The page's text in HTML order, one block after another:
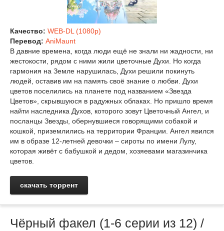
Качество: WEB-DL (1080p)
Перевод: AniMaunt
В давние времена, когда люди ещё не знали ни жадности, ни
жестокости, рядом с ними жили цветочные Духи. Но когда
гармония на Земле нарушилась, Духи решили покинуть
людей, оставив им на память своё знание о любви. Духи
цветов поселились на планете под названием «Звезда
Цветов», скрывшуюся в радужных облаках. Но пришло время
найти наследника Духов, которого зовут Цветочный Ангел, и
посланцы Звезды, обернувшиеся говорящими собакой и
кошкой, приземлились на территории Франции. Ангел явился
им в образе 12-летней девочки – сироты по имени Лулу,
которая живёт с бабушкой и дедом, хозяевами магазинчика
цветов.
скачать торрент
Чёрный факел (1-6 серии из 12) /